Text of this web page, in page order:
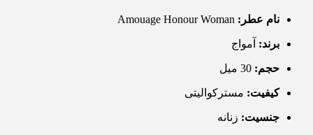
نام عطر:
برند: آمواج
حجم:
کیفیت: مسترکوالیتی
جنسیت: زنانه